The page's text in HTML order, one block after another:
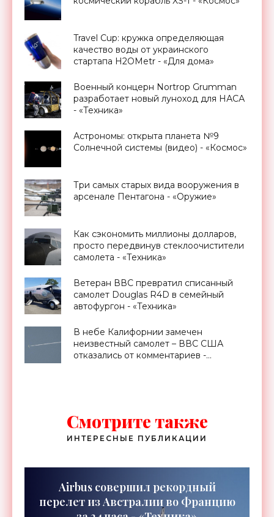
Travel Cup: кружка определяющая
качество воды от украинского
стартапа H2OMetr - «Для дома»
Военный концерн Nortrop Grumman
разработает новый луноход для НАСА
- «Техника»
Астрономы: открыта планета №9
Солнечной системы (видео) - «Космос»
Три самых старых вида вооружения в
арсенале Пентагона - «Оружие»
Как сэкономить миллионы долларов,
просто передвинув стеклоочистители
самолета - «Техника»
Ветеран ВВС превратил списанный
самолет Douglas R4D в семейный
автофургон - «Техника»
В небе Калифорнии замечен
неизвестный самолет – ВВС США
отказались от комментариев -
Смотрите также
ИНТЕРЕСНЫЕ ПУБЛИКАЦИИ
Airbus совершил рекордный
перелет из Австралии во Францию